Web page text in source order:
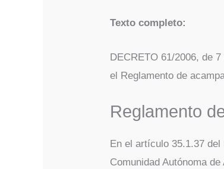
Texto completo:
DECRETO 61/2006, de
el Reglamento de
Reglamento
En el artículo 35.1.37
Comunidad Autónoma